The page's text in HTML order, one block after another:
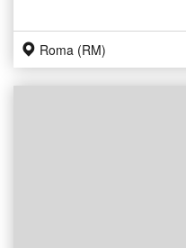
Roma (RM)